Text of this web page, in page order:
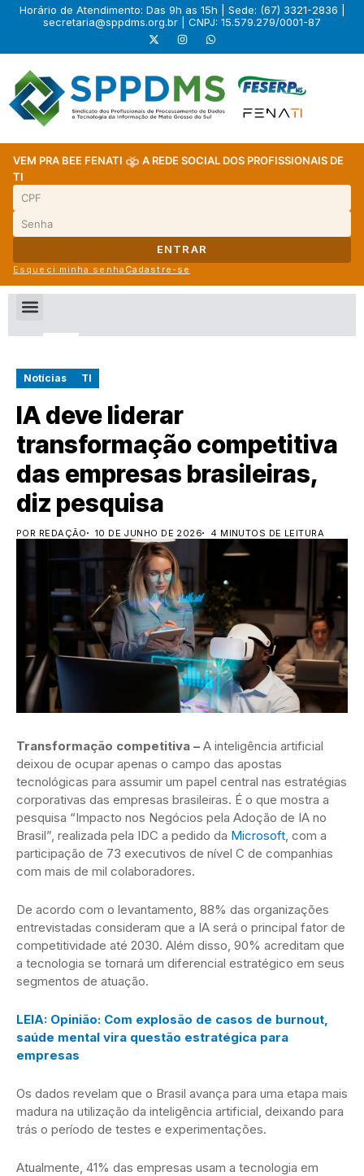
Horário de Atendimento: Das 9h as 15h | Sede: (67) 3321-2836 |
secretaria@sppdms.org.br | CNPJ: 15.579.279/0001-87
VEM PRA BEE FENATI
A REDE SOCIAL DOS PROFISSIONAIS DE
TI
ENTRAR
Esqueci minha senha Cadastre-se
Notícias TI
IA deve liderar
transformação competitiva
das empresas brasileiras,
diz pesquisa
POR REDAÇÃO 10 DE JUNHO DE 2026 4 MINUTOS DE LEITURA
Transformação competitiva – A inteligência artificial
deixou de ocupar apenas o campo das apostas
tecnológicas para assumir um papel central nas estratégias
corporativas das empresas brasileiras. É o que mostra a
pesquisa “Impacto nos Negócios pela Adoção de IA no
Brasil”, realizada pela IDC a pedido da Microsoft, com a
participação de 73 executivos de nível C de companhias
com mais de mil colaboradores.
De acordo com o levantamento, 88% das organizações
entrevistadas consideram que a IA será o principal fator de
competitividade até 2030. Além disso, 90% acreditam que
a tecnologia se tornará um diferencial estratégico em seus
segmentos de atuação.
LEIA: Opinião: Com explosão de casos de burnout,
saúde mental vira questão estratégica para
empresas
Os dados revelam que o Brasil avança para uma etapa mais
madura na utilização da inteligência artificial, deixando para
trás o período de testes e experimentações.
Atualmente, 41% das empresas usam a tecnologia em